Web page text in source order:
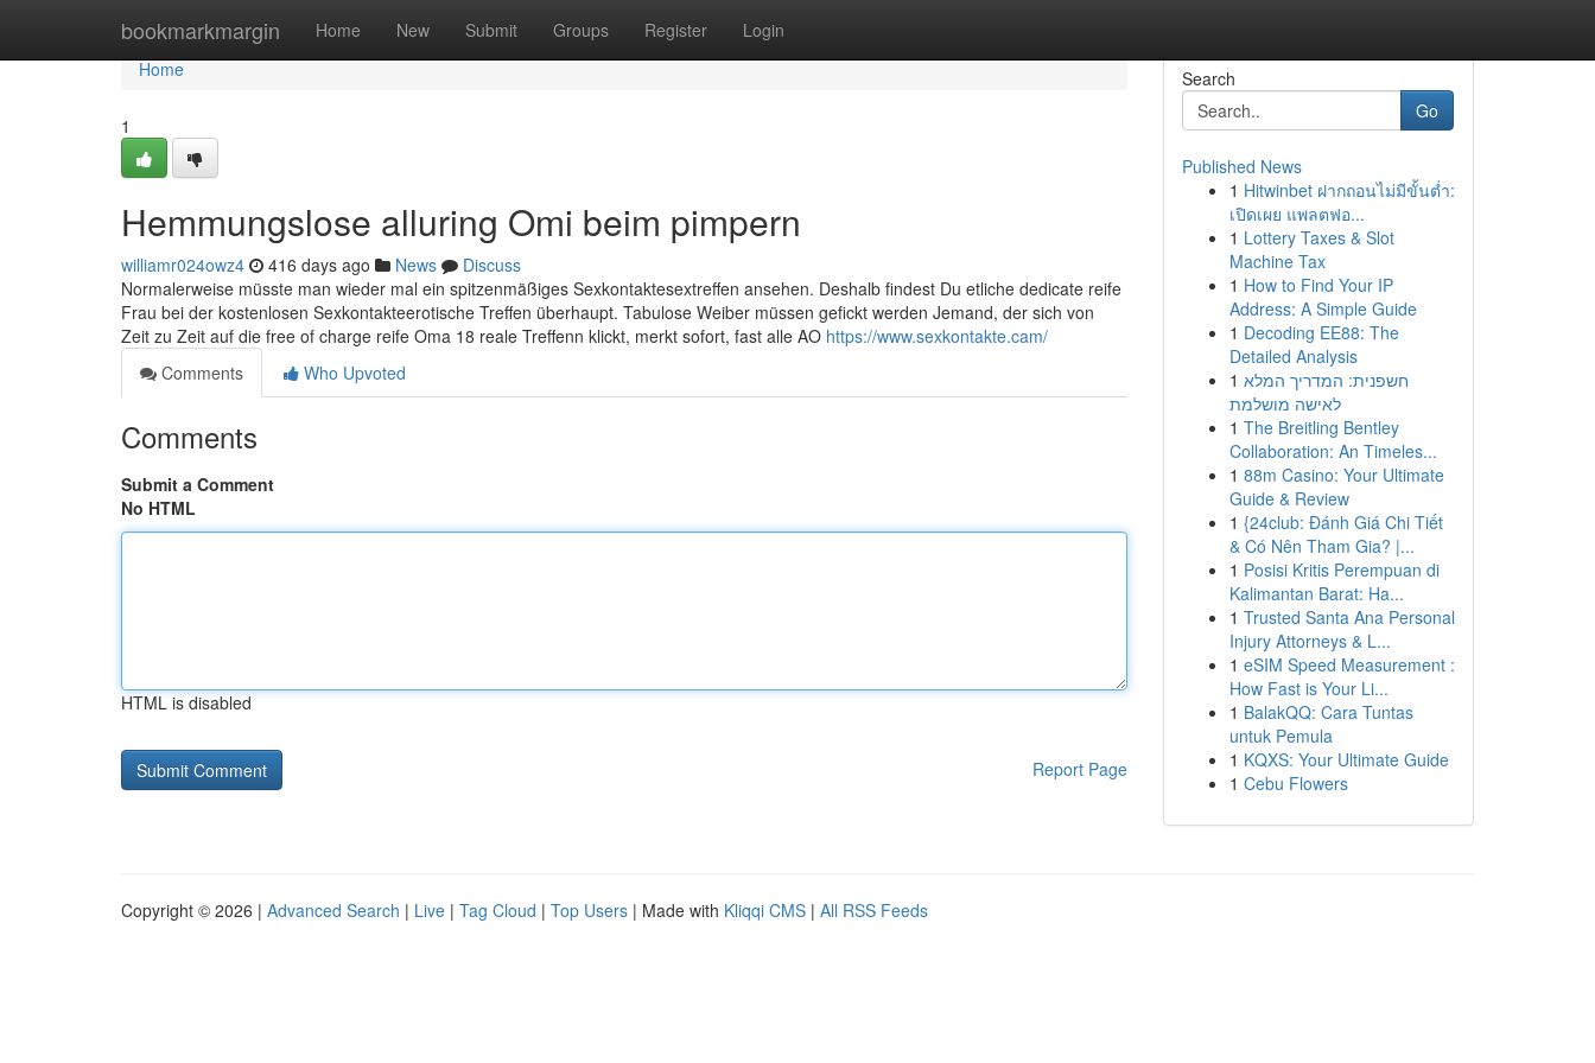
bookmarkmargin Home New Submit Groups Register Login
Home
Home
1
Hemmungslose alluring Omi beim pimpern
williamr024owz4 416 days ago News
Discuss
Normalerweise müsste man wieder mal ein spitzenmäßiges Sexkontaktesextreffen ansehen. Deshalb findest Du etliche dedicate reife
Frau bei der kostenlosen Sexkontakteerotische Treffen überhaupt. Tabulose Weiber müssen gefickt werden Jemand, der sich von
Zeit zu Zeit auf die free of charge reife Oma 18 reale Treffenn klickt, merkt sofort, fast alle AO https://www.sexkontakte.cam/
Comments
Who Upvoted
Comments
Submit a Comment
No HTML
HTML is disabled
Report Page
Search
Go
Published News
1 Hitwinbet ฝากถอนไม่มีขั้นต่ำ:
เปิดเผย แพลตฟอ...
1 Lottery Taxes & Slot
Machine Tax
1 How to Find Your IP
Address: A Simple Guide
1 Decoding EE88: The
Detailed Analysis
1 חשפנית: המדריך המלא
לאישה מושלמת
1 The Breitling Bentley
Collaboration: An Timeles...
1 88m Casino: Your Ultimate
Guide & Review
1 {24club: Đánh Giá Chi Tiết
& Có Nên Tham Gia? |...
1 Posisi Kritis Perempuan di
Kalimantan Barat: Ha...
1 Trusted Santa Ana Personal
Injury Attorneys & L...
1 eSIM Speed Measurement :
How Fast is Your Li...
1 BalakQQ: Cara Tuntas
untuk Pemula
1 KQXS: Your Ultimate Guide
1 Cebu Flowers
Copyright © 2026 | Advanced Search | Live | Tag Cloud | Top Users | Made with Kliqqi CMS | All RSS Feeds